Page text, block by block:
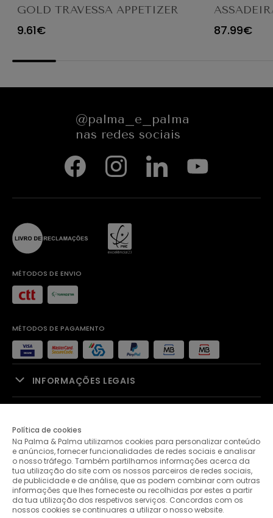
GOLD TRAVESSA APPETIZER
Ø23X12CM
9.61€
654545
87.99€
@palma_e_palma
nas redes sociais
MÉTODOS DE ENVIO
MÉTODOS DE PAGAMENTO
INFORMAÇÕES LEGAIS
PALMA & PALMA
APOIO AO CLIENTE
CONTACTOS
Política de cookies
Na Palma & Palma utilizamos cookies para personalizar conteúdo
e anúncios, fornecer funcionalidades de redes sociais e analisar
o nosso tráfego. Também partilhamos informações acerca da
tua utilização do site com os nossos parceiros de redes sociais,
de publicidade e de análise, que as podem combinar com outras
informações que lhes forneceste ou recolhidas por estes a partir
da tua utilização dos respetivos serviços. Concordas com os
nossos cookies se continuares a utilizar o nosso website.